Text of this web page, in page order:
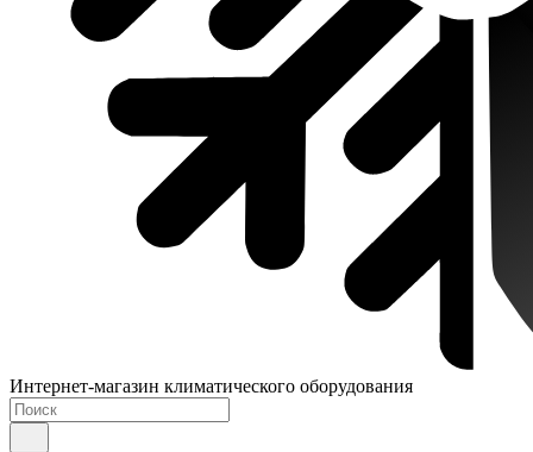
Интернет-магазин климатического оборудования